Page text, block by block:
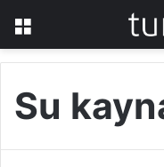
Su